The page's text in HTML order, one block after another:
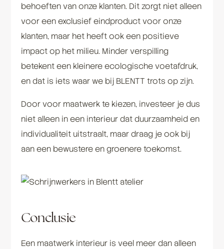
behoeften van onze klanten. Dit zorgt niet alleen
voor een exclusief eindproduct voor onze
klanten, maar het heeft ook een positieve
impact op het milieu. Minder verspilling
betekent een kleinere ecologische voetafdruk,
en dat is iets waar we bij BLENTT trots op zijn.
Door voor maatwerk te kiezen, investeer je dus
niet alleen in een interieur dat duurzaamheid en
individualiteit uitstraalt, maar draag je ook bij
aan een bewustere en groenere toekomst.
Conclusie
Een maatwerk interieur is veel meer dan alleen